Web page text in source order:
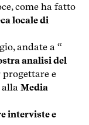
come ha fatto
locale di
andate a “
analisi del
e
Media
interviste e